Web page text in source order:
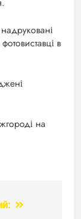
в
на